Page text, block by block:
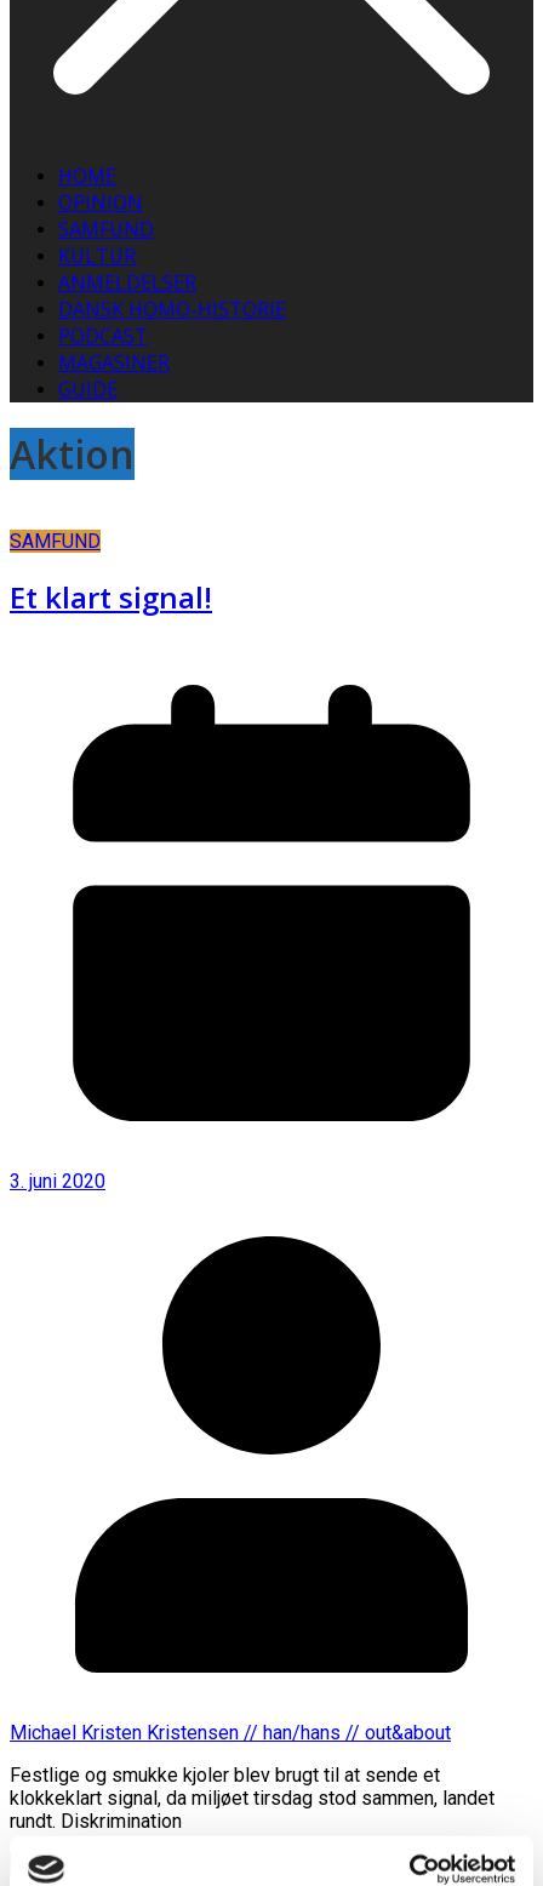
HOME
OPINION
SAMFUND
KULTUR
ANMELDELSER
DANSK HOMO-HISTORIE
PODCAST
MAGASINER
GUIDE
Aktion
SAMFUND
Et klart signal!
3. juni 2020
Michael Kristen Kristensen // han/hans // out&about
Festlige og smukke kjoler blev brugt til at sende et
klokkeklart signal, da miljøet tirsdag stod sammen, landet
rundt. Diskrimination
Læs mere